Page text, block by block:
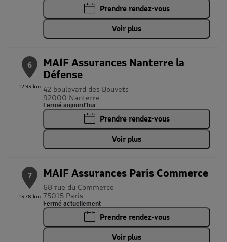
Prendre rendez-vous
Voir plus
6
12.93 km
MAIF Assurances Nanterre la
Défense
42 boulevard des Bouvets
92000 Nanterre
Fermé aujourd'hui
Prendre rendez-vous
Voir plus
7
13.78 km
MAIF Assurances Paris Commerce
68 rue du Commerce
75015 Paris
Fermé actuellement
Prendre rendez-vous
Voir plus